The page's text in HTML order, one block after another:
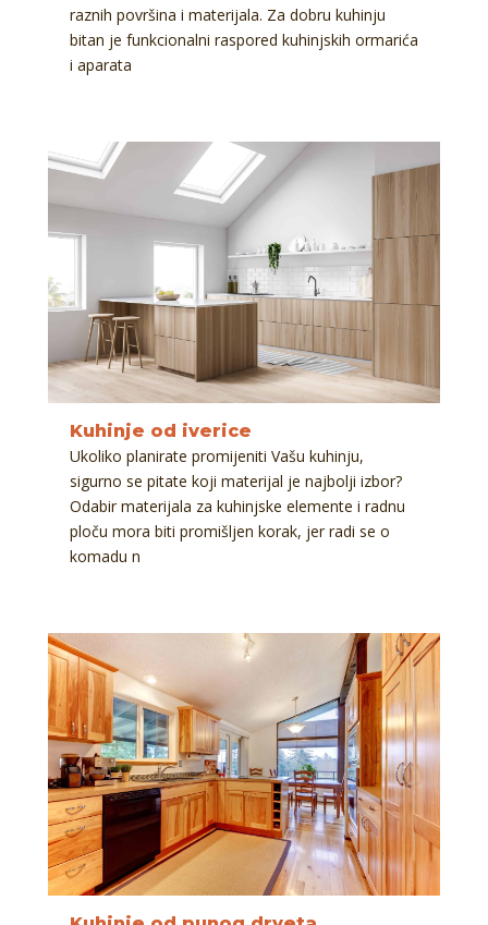
raznih površina i materijala. Za dobru kuhinju
bitan je funkcionalni raspored kuhinjskih ormarića
i aparata
Kuhinje od iverice
Ukoliko planirate promijeniti Vašu kuhinju,
sigurno se pitate koji materijal je najbolji izbor?
Odabir materijala za kuhinjske elemente i radnu
ploču mora biti promišljen korak, jer radi se o
komadu n